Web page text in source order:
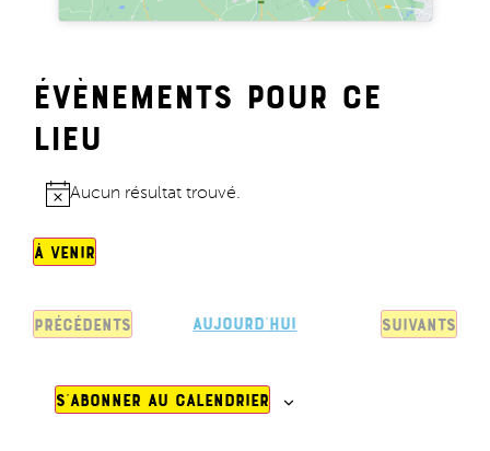
Évènements pour ce
lieu
Notice
Aucun résultat trouvé.
À venir
date.
Évènements
précédents Aujourd’hui Évènements
suivants
S’abonner au calendrier